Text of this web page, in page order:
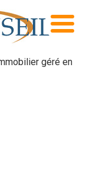
géré en